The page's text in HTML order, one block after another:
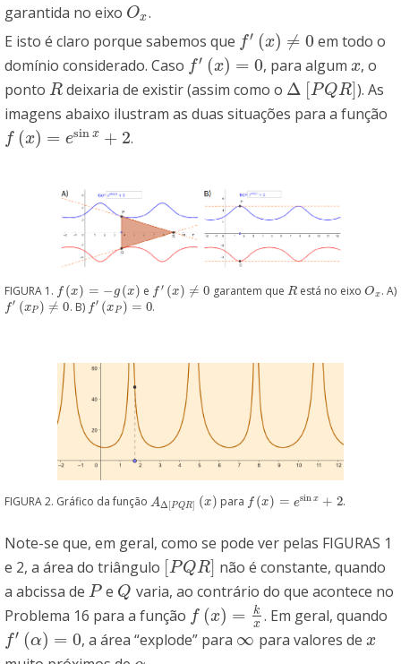
garantida no eixo Ox
Ox .
E isto é claro porque sabemos que f′ (x) ≠ 0
f′(x )≠0
em todo o
domínio considerado. Caso f′ (x) = 0
f′(x )=0 , para algum x
x, o
ponto R
R deixaria de existir (assim como o Δ [PQR]
Δ[ PQR]
). As
imagens abaixo ilustram as duas situações para a função
f (x) = esin x + 2
f( x)=e sin x+2 .
FIGURA 1. f (x) = − g (x)
f(x)=− g(x e f ′ (x) ≠ 0
f′(x)≠0 garantem que R
R está no eixoOx
Ox . A)
f′ (xP ) ≠ 0
f′( P)≠0 . B) f′ (x P ) = 0
f′(xP)=0 .
FIGURA 2. Gráfico da função AΔ [PQR] (x)
AΔ[PQR] x) para f (x) = esin x + 2
f(x)=e sin x+2 .
Note-se que, em geral, como se pode ver pelas FIGURAS 1
e 2, a área do triângulo [PQR]
PQR]
não é constante, quando
a abcissa de P
P e Q
Q varia, ao contrário do que acontece no
Problema 16 para a função f (x) =
k
x
f( x)=k x . Em geral, quando
f′ (α) = 0
f′(α)=0 , a área “explode” para ∞
∞ para valores de x
x